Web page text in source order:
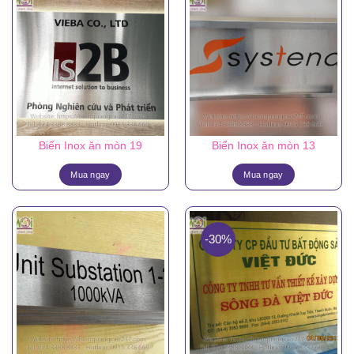
Biển Inox ăn mòn 19
Mua ngay
Biển Inox ăn mòn 13
Mua ngay
-30%